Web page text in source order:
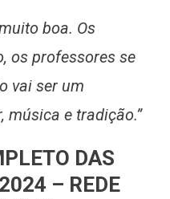
boa. Os
os professores se
vai ser um
música e tradição.”
DAS
– REDE